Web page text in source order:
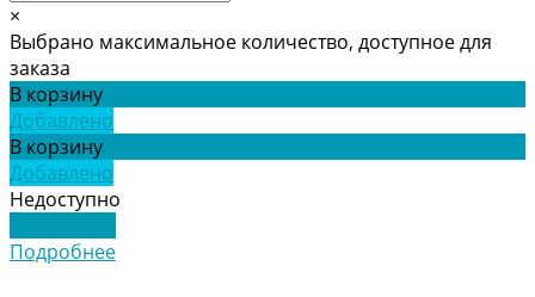
×
Выбрано максимальное количество, доступное для
заказа
В корзину
Добавлено
В корзину
Добавлено
Недоступно
Подробнее